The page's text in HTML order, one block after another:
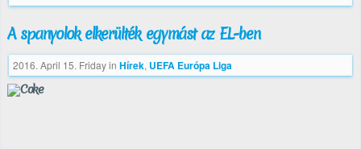
A spanyolok elkerülték egymást az EL-ben
2016. April 15. Fridayin Hírek, UEFA Európa Liga